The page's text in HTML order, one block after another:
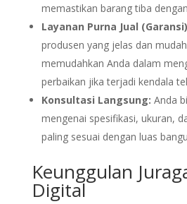
memastikan barang tiba
Layanan Purna Jual
produsen yang jelas dan
memudahkan Anda dalam
perbaikan jika terjadi kendala
Konsultasi Langsung: Anda
mengenai spesifikasi, ukuran,
paling sesuai dengan luas
Keunggulan
Digital